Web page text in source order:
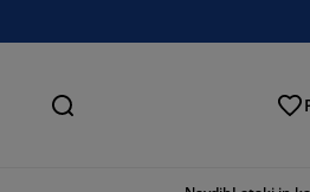
Iskanje